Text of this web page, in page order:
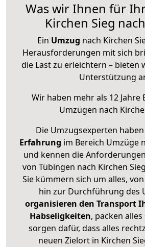
Was wir Ihnen für
Kirchen Sieg
Ein Umzug nach Kirchen
Herausforderungen mit sich
die Last zu erleichtern – bieten
Unterstützung
Wir haben mehr als 12
Umzügen nach
Die Umzugsexperten haben
Erfahrung im Bereich Umzüge
und kennen die
von Tübingen nach Kirchen
Sie kümmern sich um alles,
hin zur Durchführung des
organisieren den Transport
Habseligkeiten, packen
sorgen dafür, dass alles
neuen Zielort in Kirchen